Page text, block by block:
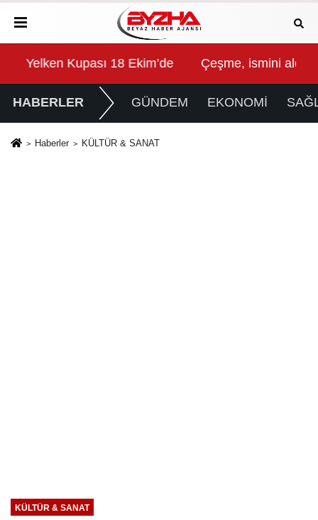
Bodrum'da kutladı
Çeşme, ismini aldığı tarihi çeşmelerine kavuşuyor
HABERLER GÜNDEM EKONOMİ
Haberler KÜLTÜR & SANAT
KÜLTÜR & SANAT